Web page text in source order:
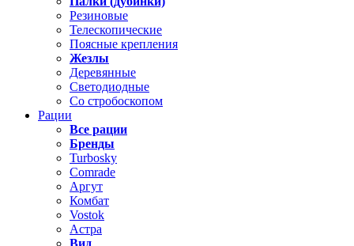
Резиновые
Телескопические
Поясные крепления
Жезлы
Деревянные
Светодиодные
Со стробоскопом
Рации
Все рации
Бренды
Turbosky
Comrade
Аргут
Комбат
Vostok
Астра
Вид